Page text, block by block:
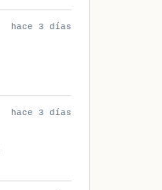
hace 3 días
hace 3 días